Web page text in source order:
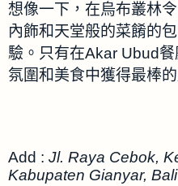
想像一下，在烏布叢林
內飾和天堂般的菜餚的
驗。只有在Akar Ubud
氛圍和美食中獲得最棒
Add : Jl. Raya Cebok,
Kabupaten Gianyar,